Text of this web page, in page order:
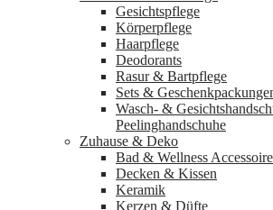
Gesichtspflege
Körperpflege
Haarpflege
Deodorants
Rasur & Bartpflege
Sets &
Wasch‑ &
Peelinghandschuhe
Zuhause & Deko
Bad & Wellness
Decken & Kissen
Keramik
Kerzen & Düfte